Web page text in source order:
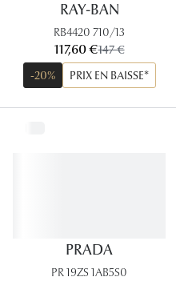
RAY-BAN
RB4420 710/13
maintenant:
117,60 €ancien prix:
147 €
-20%
PRIX EN BAISSE*
PRADA
PR 19ZS 1AB5S0